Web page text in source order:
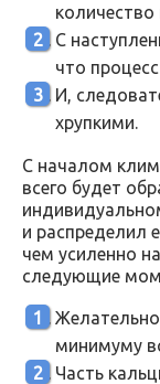
количество
С
что
И,
хрупкими.
С началом
всего будет
и распределил
чем усиленно
следующие
минимуму
Часть